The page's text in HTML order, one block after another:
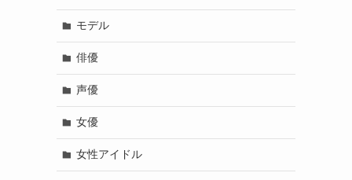
モデル
俳優
声優
女優
女性アイドル